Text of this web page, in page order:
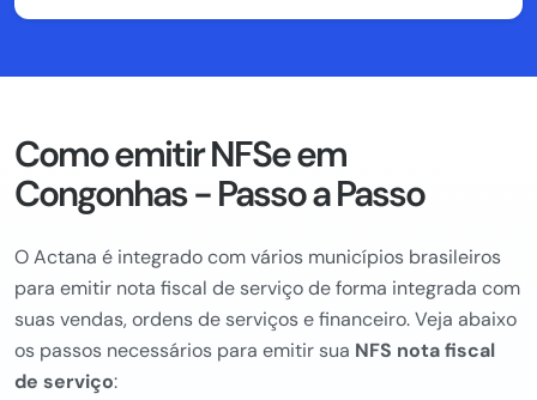
Como emitir NFSe em
Congonhas - Passo a Passo
O Actana é integrado com vários municípios brasileiros
para emitir nota fiscal de serviço de forma integrada com
suas vendas, ordens de serviços e financeiro. Veja abaixo
os passos necessários para emitir sua NFS nota fiscal
de serviço: